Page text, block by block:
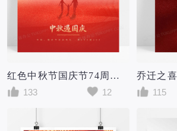
红色中秋节国庆节74周年大气海报
133
12
115